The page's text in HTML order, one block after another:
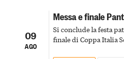
09
AGO
Messa e finale
Si conclude la festa
finale di Coppa Italia